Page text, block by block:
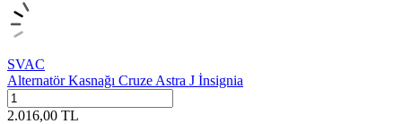
SVAC
Alternatör Kasnağı Cruze Astra J İnsignia
2.016,00 TL